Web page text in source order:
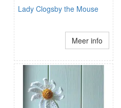
Lady Clogsby the Mouse
Meer info